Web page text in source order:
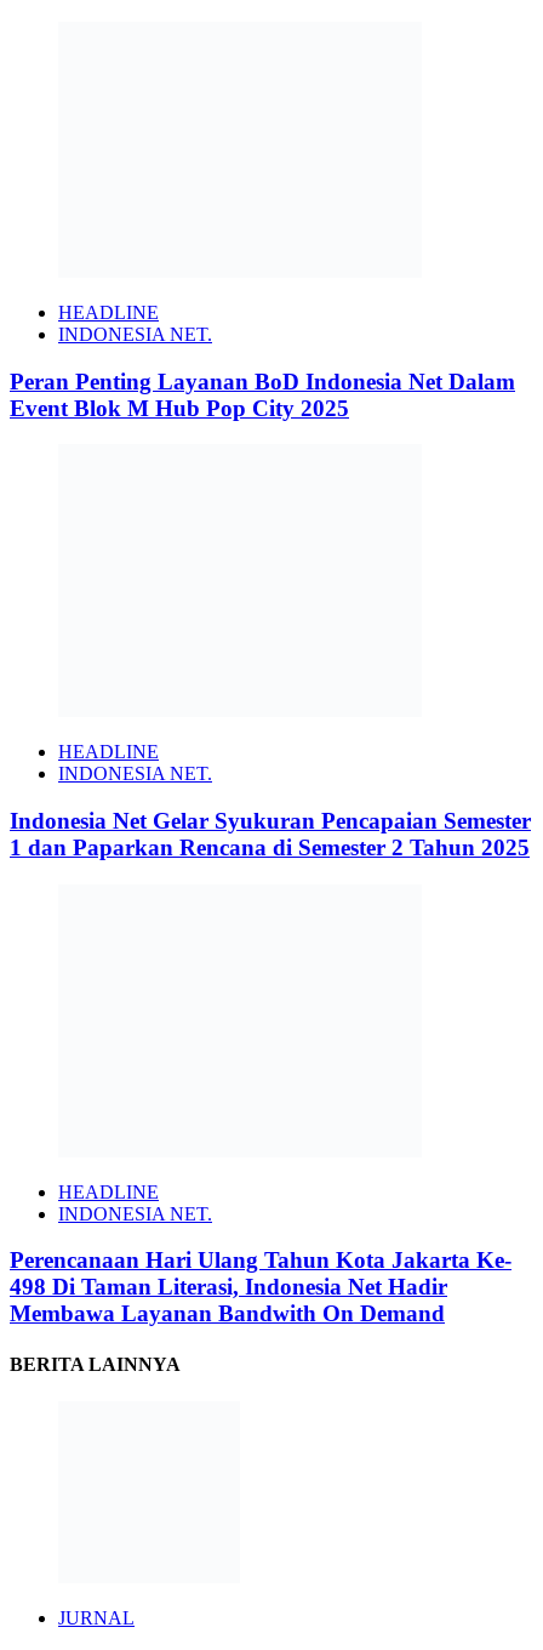
HEADLINE
INDONESIA NET.
Peran Penting Layanan BoD Indonesia Net Dalam
Event Blok M Hub Pop City 2025
HEADLINE
INDONESIA NET.
Indonesia Net Gelar Syukuran Pencapaian Semester
1 dan Paparkan Rencana di Semester 2 Tahun 2025
HEADLINE
INDONESIA NET.
Perencanaan Hari Ulang Tahun Kota Jakarta Ke-
498 Di Taman Literasi, Indonesia Net Hadir
Membawa Layanan Bandwith On Demand
BERITA LAINNYA
JURNAL